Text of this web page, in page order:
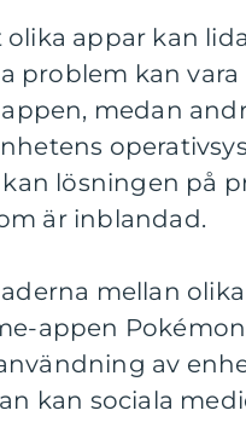
appar kan
problem kan
medan
lösningen på
är inblandad.
mellan olika
appen
av
kan sociala